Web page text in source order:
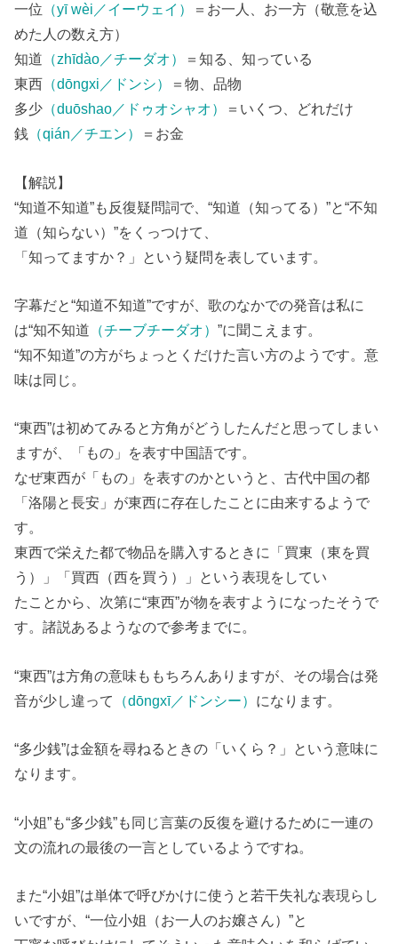
一位 （yī wèi／イーウェイ）
＝お一人、お一方（敬意を込
めた人の数え方）
知道 （zhīdào／チーダオ）
＝知る、知っている
東西 （dōngxi／ドンシ）
＝物、品物
多少 （duōshao／ドゥオシャオ）
＝いくつ、どれだけ
銭 （qián／チエン） ＝お金
【解説】
“知道不知道”も反復疑問詞で、“知道（知ってる）”と“不知
道（知らない）”をくっつけて、
「知ってますか？」という疑問を表しています。
字幕だと“知道不知道”ですが、歌のなかでの発音は私に
は“知不知道 （チーブチーダオ）”に聞こえます。
“知不知道”の方がちょっとくだけた言い方のようです。意
味は同じ。
“東西”は初めてみると方角がどうしたんだと思ってしまい
ますが、「もの」を表す中国語です。
なぜ東西が「もの」を表すのかというと、古代中国の都
「洛陽と長安」が東西に存在したことに由来するようで
す。
東西で栄えた都で物品を購入するときに「買東（東を買
う）」「買西（西を買う）」という表現をしてい
たことから、次第に“東西”が物を表すようになったそうで
す。諸説あるようなので参考までに。
“東西”は方角の意味ももちろんありますが、その場合は発
音が少し違って
（dōngxī／ドンシー） になります。
“多少銭”は金額を尋ねるときの「いくら？」という意味に
なります。
“小姐”も“多少銭”も同じ言葉の反復を避けるために一連の
文の流れの最後の一言としているようですね。
また“小姐”は単体で呼びかけに使うと若干失礼な表現らし
いですが、“一位小姐（お一人のお嬢さん）”と